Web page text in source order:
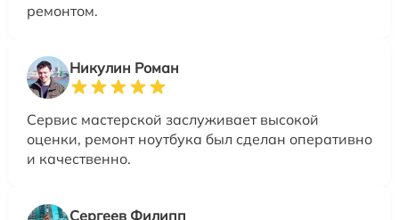
ремонтом.
Никулин Роман
Сервис мастерской заслуживает высокой
оценки, ремонт ноутбука был сделан оперативно
и качественно.
Сергеев Филипп